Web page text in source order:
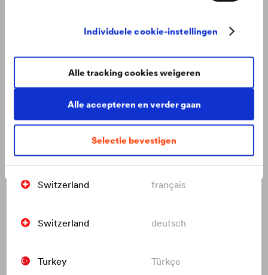
Individuele cookie-instellingen
Alle accepteren en verder gaan
Selectie bevestigen
Alle tracking cookies weigeren
Netherlands nederlands
polski
русский
slovenčina
Switzerland français
Switzerland deutsch
Turkey Türkçe
Veilig werken op een dak
Veiligheid op daken: ontdek hoe
onderdakfolies
dakwerkers beschermen.